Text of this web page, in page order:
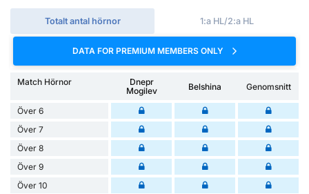
Totalt antal hörnor 1:a HL/2:a HL
DATA FOR PREMIUM MEMBERS ONLY
Match Hörnor
Dnepr
Mogilev
Belshina Genomsnitt
Över 6
Över 7
Över 8
Över 9
Över 10